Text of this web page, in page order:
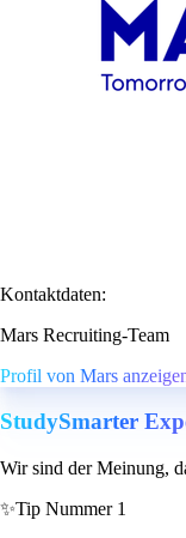
Kontaktdaten:
Mars Recruiting-Team
Profil von Mars
StudySmarter
Wir sind der Meinung,
✨Tip Nummer 1